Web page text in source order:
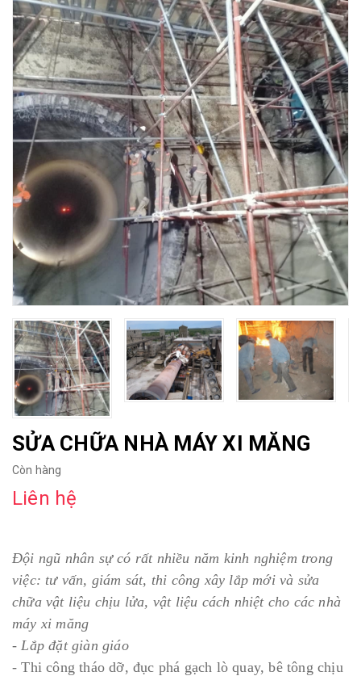
SỬA CHỮA NHÀ MÁY XI MĂNG
Còn hàng
Liên hệ
Đội ngũ nhân sự có rất nhiều năm kinh nghiệm trong
việc: tư vấn, giám sát, thi công xây lắp mới và sửa
chữa vật liệu chịu lửa, vật liệu cách nhiệt cho các nhà
máy xi măng
- Lắp đặt giàn giáo
- Thi công tháo dỡ, đục phá gạch lò quay, bê tông chịu